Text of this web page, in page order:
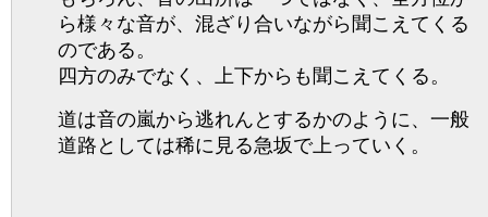
ら様々な音が、混ざり合いながら聞こえてくる
のである。
四方のみでなく、上下からも聞こえてくる。
道は音の嵐から逃れんとするかのように、一般
道路としては稀に見る急坂で上っていく。